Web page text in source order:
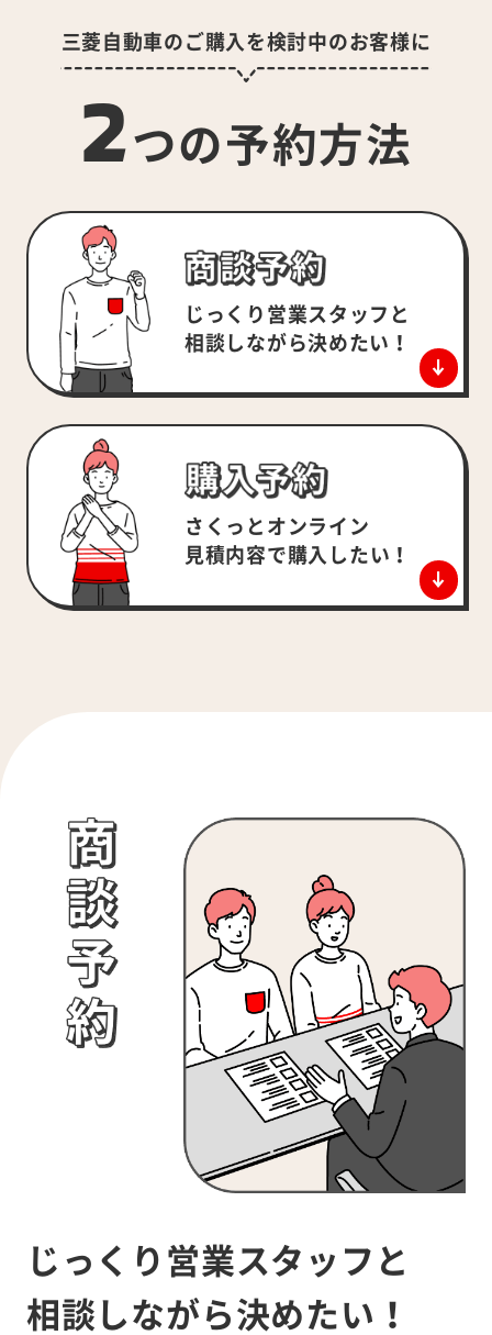
三菱自動車のご購入を検討中のお客様に
2つの予約方法
じっくり営業スタッフと
相談しながら決めたい！
さくっとオンライン
見積内容で購入したい！
じっくり営業スタッフと
相談しながら決めたい！